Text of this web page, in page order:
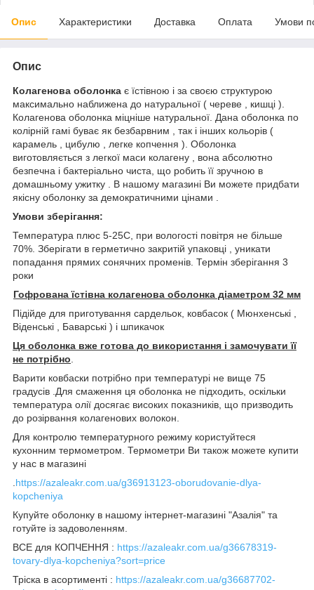
Опис Характеристики Доставка Оплата Умови
Опис
Колагенова оболонка є їстівною і за своєю структурою
максимально наближена до натуральної ( череве , кишці ).
Колагенова оболонка міцніше натуральної. Дана оболонка по
колірній гамі буває як безбарвним , так і інших кольорів (
карамель , цибулю , легке копчення ). Оболонка
виготовляється з легкої маси колагену , вона абсолютно
безпечна і бактеріально чиста, що робить її зручною в
домашньому ужитку . В нашому магазині Ви можете придбати
якісну оболонку за демократичними цінами .
Умови зберігання:
Температура плюс 5-25С, при вологості повітря не більше
70%. Зберігати в герметично закритій упаковці , уникати
попадання прямих сонячних променів. Термін зберігання 3
роки
Гофрована їстівна колагенова оболонка діаметром 32 мм
Підійде для приготування сардельок, ковбасок ( Мюнхенські ,
Віденські , Баварські ) і шпикачок
Ця оболонка вже готова до використання і замочувати її
не потрібно
Варити ковбаски потрібно при температурі не вище 75
градусів .Для смаження ця оболонка не підходить, оскільки
температура олії досягає високих показників, що призводить
до розірвання колагенових волокон.
Для контролю температурного режиму користуйтеся
кухонним термометром. Термометри Ви також можете купити
у нас в магазині
https://azaleakr.com.ua/g36913123-oborudovanie-dlya-
kopcheniya
Купуйте оболонку в нашому інтернет-магазині "Азалія" та
готуйте із задоволенням.
ВСЕ для КОПЧЕННЯ : https://azaleakr.com.ua/g36678319-
tovary-dlya-kopcheniya?sort=price
Тріска в асортименті : https://azaleakr.com.ua/g36687702-